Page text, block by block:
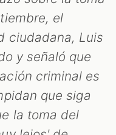
el
ciudadana, Luis
y señaló que
criminal es
que siga
la toma del